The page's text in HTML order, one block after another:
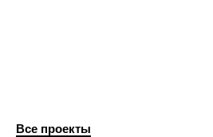
Все проекты